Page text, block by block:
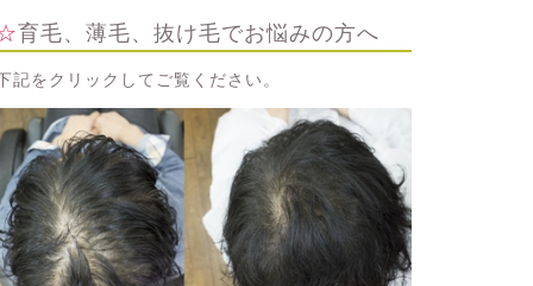
☆育毛、薄毛、抜け毛でお悩みの方へ
記をクリックしてご覧ください。